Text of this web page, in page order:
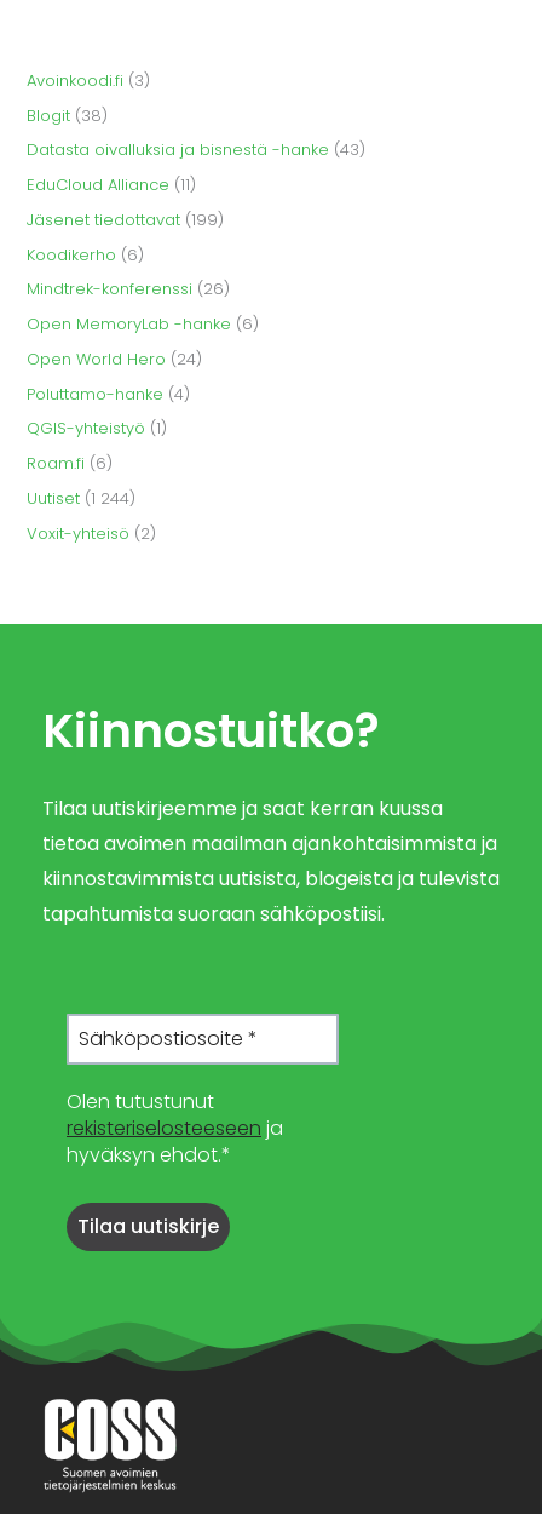
Avoinkoodi.fi (3)
Blogit (38)
Datasta oivalluksia ja bisnestä -hanke (43)
EduCloud Alliance (11)
Jäsenet tiedottavat (199)
Koodikerho (6)
Mindtrek-konferenssi (26)
Open MemoryLab -hanke (6)
Open World Hero (24)
Poluttamo-hanke (4)
QGIS-yhteistyö (1)
Roam.fi (6)
Uutiset (1 244)
Voxit-yhteisö (2)
Kiinnostuitko?
Tilaa uutiskirjeemme ja saat kerran kuussa
tietoa avoimen maailman ajankohtaisimmista ja
kiinnostavimmista uutisista, blogeista ja tulevista
tapahtumista suoraan sähköpostiisi.
Olen tutustunut
rekisteriselosteeseen ja
hyväksyn ehdot.*